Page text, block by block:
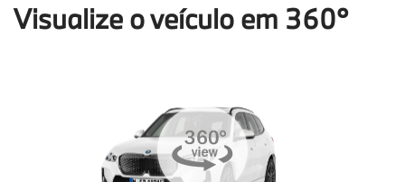
Visualize o veículo em 360°